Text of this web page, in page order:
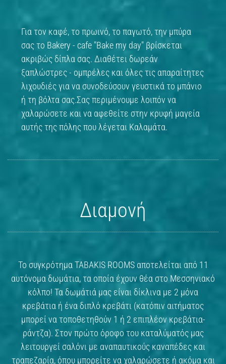
Για τον καφέ, το πρωινό, το παγωτό, την μπύρα
σας το Bakery - cafe "Bake my day" βρίσκεται
ακριβώς δίπλα σας. Διαθέτει δωρεάν
ξαπλώστρες - ομπρέλες και όλες τις απαραίτητες
λιχουδιές για να συνοδεύσουν γευστικά το μπάνιο
ή τη βόλτα σας.Σας περιμένουμε λοιπόν να
χαλαρώσετε και να αφεθείτε στην κρυφή μαγεία
αυτής της πόλης που λέγεται Καλαμάτα.
Διαμονή
Το συγκρότημα ΤΑΒΑΚΙS ROOMS αποτελείται από 11
αυτόνομα δωμάτια, τα οποία έχουν θέα στο Μεσσηνιακό
κόλπο! Τα δωμάτιά μας είναι δίκλινα με 2 μόνα
κρεβάτια ή ένα διπλό κρεβάτι (κατόπιν αιτήματος
μπορεί να τοποθετηθούν 1 ή 2 επιπλέον κρεβάτια-
ράντζα). Στον πρώτο όροφο του καταλύματός μας
λειτουργεί σαλόνι με αναπαυτικούς καναπέδες και
τραπεζαρία, όπου μπορείτε να χαλαρώσετε ή ακόμα και